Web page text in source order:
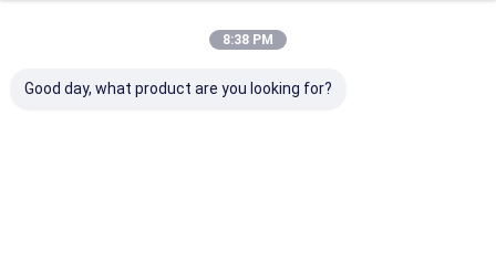
물 히팅 코일
8:38 PM
Good day, what product are you looking for?